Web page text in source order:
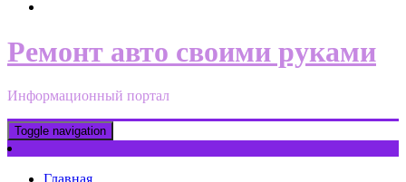
Ремонт авто своими руками
Информационный портал
Toggle navigation